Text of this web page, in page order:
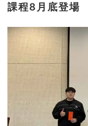
課程8月底登場